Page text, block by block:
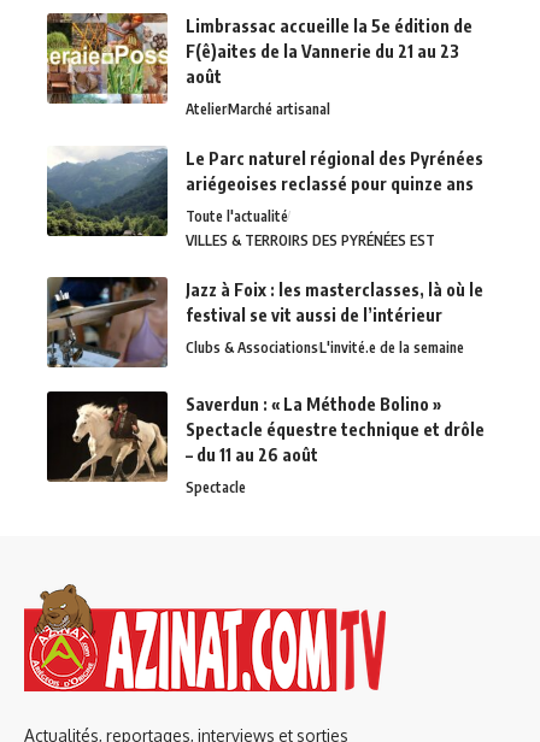
Limbrassac accueille la 5e édition de
F(ê)aites de la Vannerie du 21 au 23
août
AtelierMarché artisanal
Le Parc naturel régional des Pyrénées
ariégeoises reclassé pour quinze ans
Toute l'actualité
VILLES & TERROIRS DES PYRÉNÉES EST
Jazz à Foix : les masterclasses, là où le
festival se vit aussi de l’intérieur
Clubs & AssociationsL'invité.e de la semaine
Saverdun : « La Méthode Bolino »
Spectacle équestre technique et drôle
– du 11 au 26 août
Spectacle
Actualités, reportages, interviews et sorties